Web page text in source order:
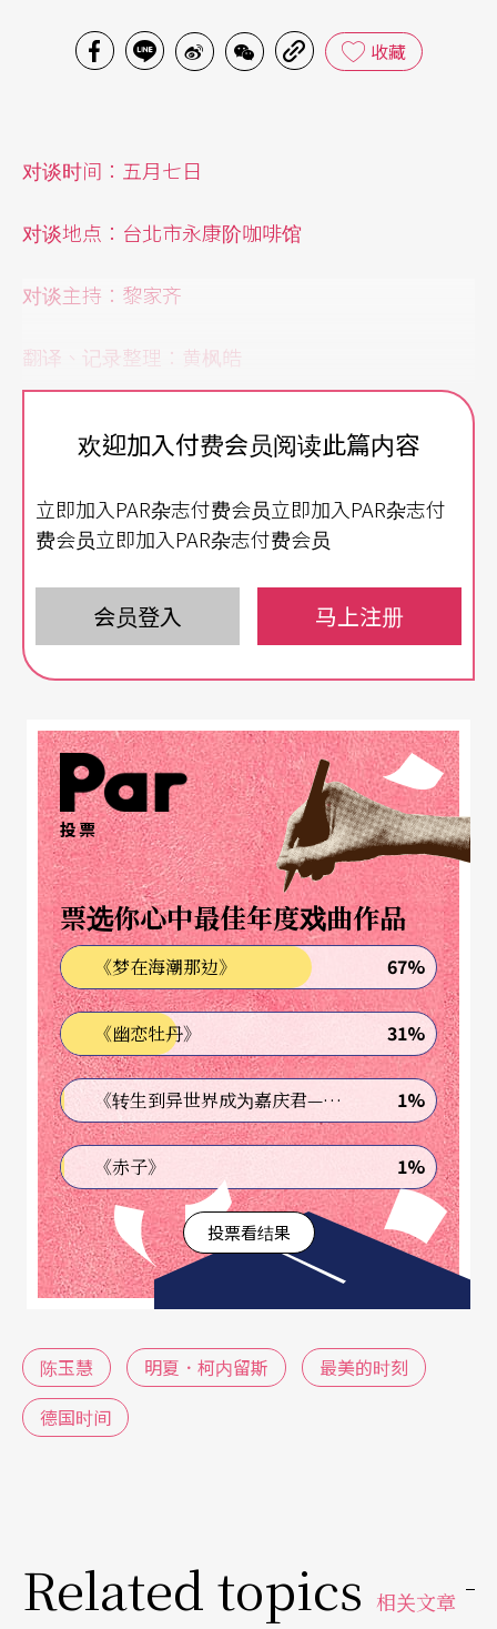
收藏
对谈时间：五月七日
对谈地点：台北市永康阶咖啡馆
对谈主持：黎家齐
翻译、记录整理：黄枫皓
页上题著「献给明夏我丈夫」。
明夏．柯内留斯也在五月出版他第一本小说《最美
的时刻》中文版，扉页上题著「献给我的妻子陈玉
两个创作心灵，在同一个屋簷下十三年，历历看著
在明夏的眼中，陈玉慧「有一种艺术家特有的忧郁
气质，是一种可以带出很多艺术性创作的忧郁气
质」，「她的确在追寻永恒，在每一个作品中探索
最纯粹和独特的形式，而阅读她的书使我感受到轻
微的痛苦，因为那是孤独者的心穹，那是渴望爱的
叫喊，那是向真理的绝对追寻。」
在玉慧的眼里，明夏「这个人很好玩，同时有点
怪」，「很细心又很天马行空」，而且「很能激发
别人的灵感」，而明夏《最美的时刻》却令她惊吓
又惊艳：「作为他的伴侣那么多年，我被他的文字
所传达的致命美感惊吓，我似乎从中看到明夏不为
人所知的一面，他的生命里隐藏著一个秘密，只有
写作才能把它召唤出来。」
者」，也都学过戏剧、当过记者，但发展的路途却
又各自缤纷；不同的文化背景，反而让他们透过彼
人生。
欢迎加入付费会员阅读此篇内容
立即加入PAR杂志付费会员立即加入PAR杂志付
费会员立即加入PAR杂志付费会员
会员登入 马上注册
投票
票选你心中最佳年度戏曲作品
《梦在海潮那边》 67%
《幽恋牡丹》 31%
《转生到异世界成为嘉庆君—发现我的祖先是诈骗集团!?》 1%
《赤子》 1%
投票看结果
陈玉慧 明夏．柯内留斯
最美的时刻
德国时间
Related topics 相关文章